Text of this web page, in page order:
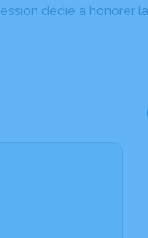
dédié à honorer